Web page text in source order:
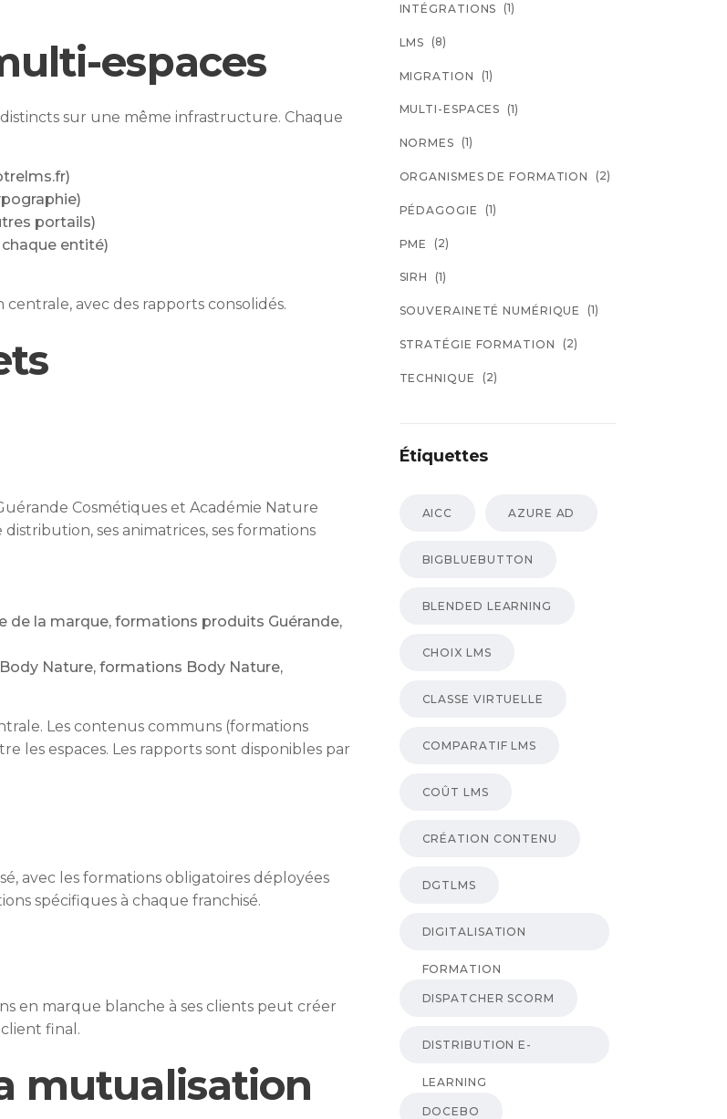
espaces
sur une même infrastructure. Chaque
portails)
entité)
avec des rapports consolidés.
Cosmétiques et Académie Nature
ses animatrices, ses formations
de la marque, formations produits Guérande,
Nature, formations Body Nature,
Les contenus communs (formations
les espaces. Les rapports sont disponibles par
avec les formations obligatoires déployées
spécifiques à chaque franchisé.
en marque blanche à ses clients peut créer
final.
mutualisation
INTÉGRATIONS (1)
LMS (8)
MIGRATION (1)
MULTI-ESPACES (1)
NORMES (1)
ORGANISMES DE FORMATION (2)
PÉDAGOGIE (1)
PME (2)
SIRH (1)
SOUVERAINETÉ NUMÉRIQUE (1)
STRATÉGIE FORMATION (2)
TECHNIQUE (2)
Étiquettes
AICC AZURE AD
BIGBLUEBUTTON
BLENDED LEARNING
CHOIX LMS
CLASSE VIRTUELLE
COMPARATIF LMS
COÛT LMS
CRÉATION CONTENU
DGTLMS
DIGITALISATION
FORMATION
DISPATCHER SCORM
DISTRIBUTION E-
LEARNING
DOCEBO